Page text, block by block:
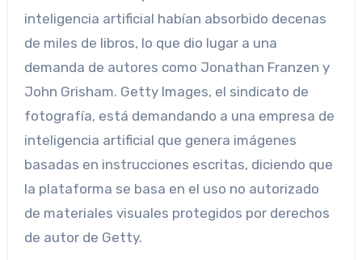
inteligencia artificial habían absorbido decenas
de miles de libros, lo que dio lugar a una
demanda de autores como Jonathan Franzen y
John Grisham. Getty Images, el sindicato de
fotografía, está demandando a una empresa de
inteligencia artificial que genera imágenes
basadas en instrucciones escritas, diciendo que
la plataforma se basa en el uso no autorizado
de materiales visuales protegidos por derechos
de autor de Getty.